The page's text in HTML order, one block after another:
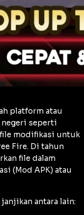
platform atau
seperti
file modifikasi untuk
Fire. Di tahun
file dalam
(Mod APK) atau
antara lain: